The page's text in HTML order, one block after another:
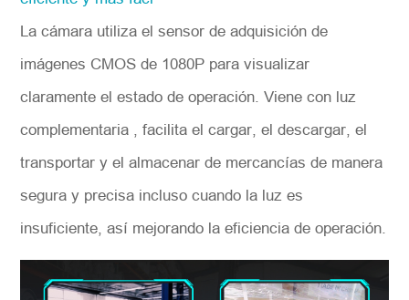
La cámara utiliza el sensor de adquisición de
imágenes CMOS de 1080P para visualizar
claramente el estado de operación. Viene con luz
complementaria , facilita el cargar, el descargar, el
transportar y el almacenar de mercancías de manera
segura y precisa incluso cuando la luz es
insuficiente, así mejorando la eficiencia de operación.